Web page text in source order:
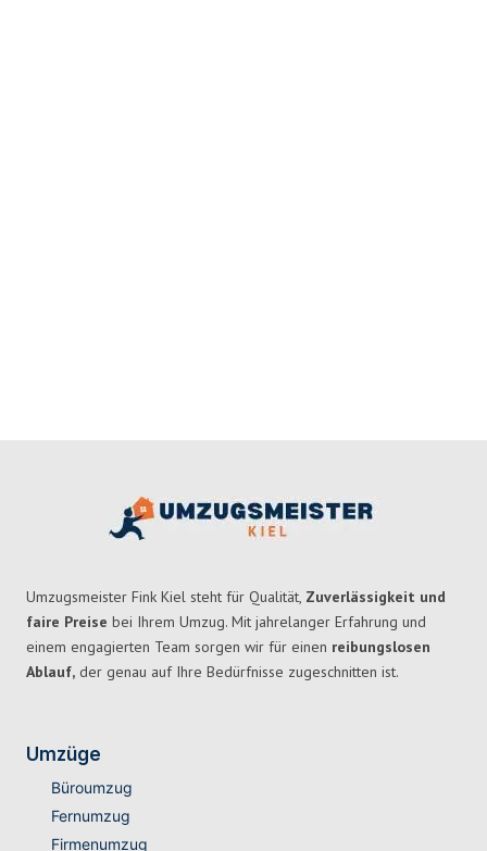
Umzugsmeister Fink Kiel steht für Qualität, Zuverlässigkeit und
faire Preise bei Ihrem Umzug. Mit jahrelanger Erfahrung und
einem engagierten Team sorgen wir für einen reibungslosen
Ablauf, der genau auf Ihre Bedürfnisse zugeschnitten ist.
Umzüge
Büroumzug
Fernumzug
Firmenumzug